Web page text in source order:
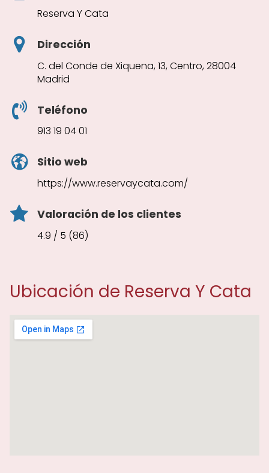
Reserva Y Cata
Dirección
C. del Conde de Xiquena, 13, Centro, 28004
Madrid
Teléfono
913 19 04 01
Sitio web
https://www.reservaycata.com/
Valoración de los clientes
4.9 / 5 (86)
Ubicación de Reserva Y Cata